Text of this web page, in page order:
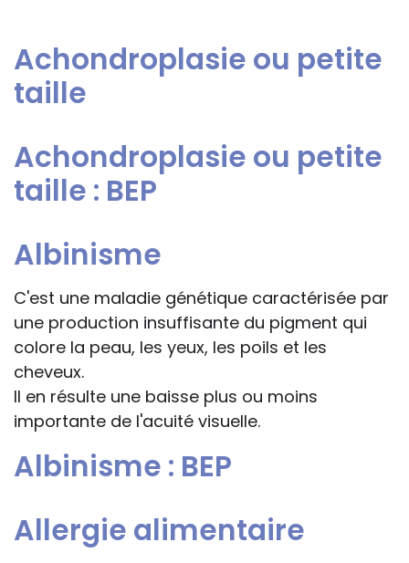
Achondroplasie ou petite
taille
Achondroplasie ou petite
taille : BEP
Albinisme
C'est une maladie génétique caractérisée par
une production insuffisante du pigment qui
colore la peau, les yeux, les poils et les
cheveux.
Il en résulte une baisse plus ou moins
importante de l'acuité visuelle.
Albinisme : BEP
Allergie alimentaire
évidemment dans l’impossibilité de les
apprécier in abstracto.
spécifiques doivent être en outre réalisés,
concernant la vie scolaire et/ou les
temps de classe. Il s’agit de leur
capacités, dans un contexte favorable et
grâce à des adaptations pédagogiques
individuelles ou au sein de petits groupes.
BEP* : Besoins éducatifs particuliers